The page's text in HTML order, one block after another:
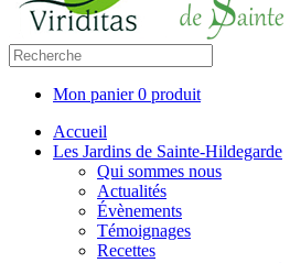
Mon panier0 produit
Accueil
Les Jardins de Sainte-Hildegarde
Qui sommes nous
Actualités
Évènements
Témoignages
Recettes